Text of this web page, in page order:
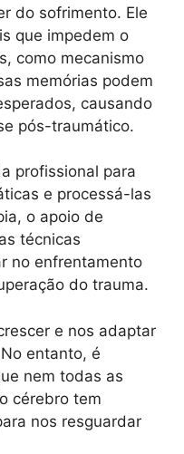
do sofrimento. Ele
que impedem o
como mecanismo
memórias podem
causando
pós-traumático.
profissional para
e processá-las
o apoio de
técnicas
no enfrentamento
do trauma.
e nos adaptar
entanto, é
nem todas as
cérebro tem
nos resguardar